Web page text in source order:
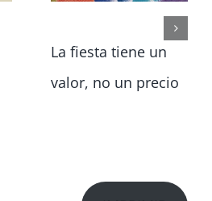
La fiesta tiene un
valor, no un precio